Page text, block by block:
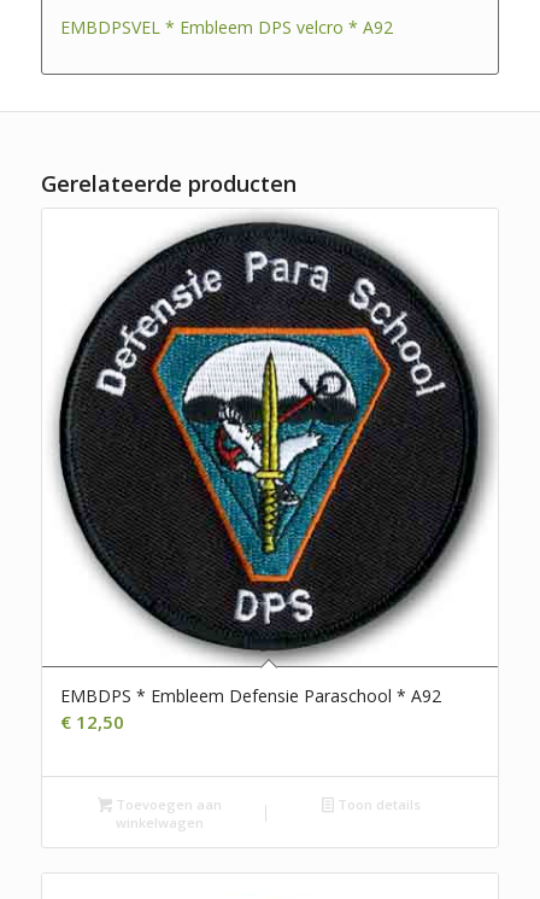
EMBDPSVEL * Embleem DPS velcro * A92
Gerelateerde producten
EMBDPS * Embleem Defensie Paraschool * A92
€12,50
Toevoegen aan
winkelwagen
Toon details